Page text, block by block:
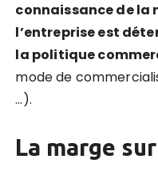
connaissance de la
l’entreprise est
la politique
mode de
…).
La marge